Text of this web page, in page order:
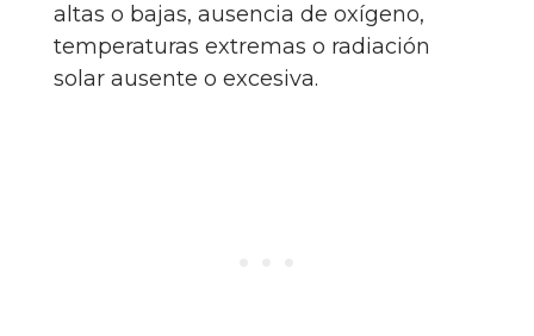
altas o bajas, ausencia de oxígeno,
temperaturas extremas o radiación
solar ausente o excesiva.